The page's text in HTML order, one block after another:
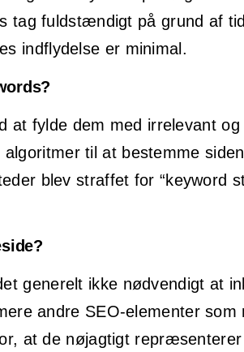
tag fuldstændigt på grund af
indflydelse er minimal.
fylde dem med irrelevant
til at bestemme
blev straffet for “keyword
generelt ikke nødvendigt at
andre SEO-elementer
at de nøjagtigt